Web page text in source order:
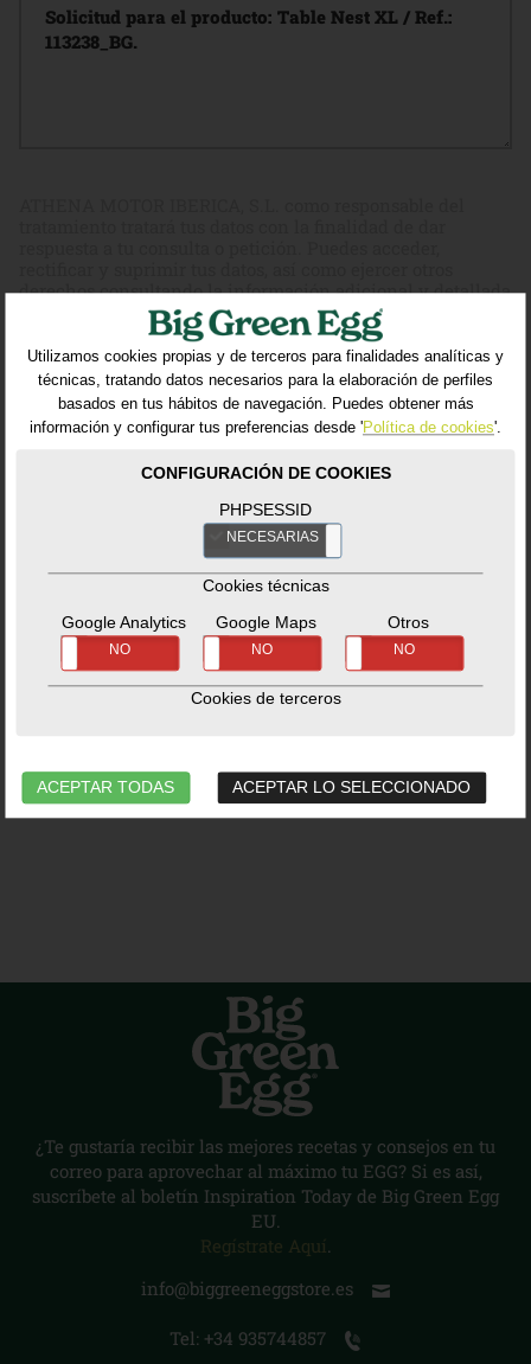
derechos consultando la información adicional y detallada
sobre protección de datos en nuestra Política de
He leído y acepto las condiciones contenidas en la
Política de privacidad.
Acepto recibir comunicaciones, promociones y
info@biggreeneggstore.es
www.biggreeneggstore.es
Plegamans . BCN
¿Te gustaría recibir las mejores recetas y consejos en tu
correo para aprovechar al máximo tu EGG? Si es así,
suscríbete al boletín Inspiration Today de Big Green Egg
EU.
Regístrate Aquí.
info@biggreeneggstore.es
Tel: +34 935744857
Utilizamos cookies propias y de terceros para finalidades analíticas y
técnicas, tratando datos necesarios para la elaboración de perfiles
basados en tus hábitos de navegación. Puedes obtener más
información y configurar tus preferencias desde 'Política de cookies'.
CONFIGURACIÓN DE COOKIES
PHPSESSID
NECESARIAS
Cookies técnicas
Google Analytics
NO
Google Maps
NO
Otros
NO
Cookies de terceros
ACEPTAR TODAS ACEPTAR LO SELECCIONADO